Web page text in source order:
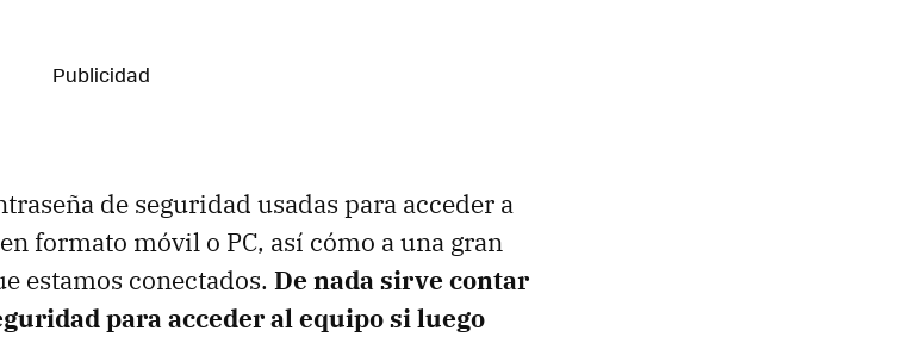
de seguridad usadas para acceder a
formato móvil o PC, así cómo a una gran
estamos conectados. De nada sirve contar
para acceder al equipo si luego